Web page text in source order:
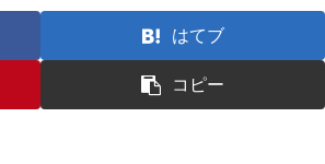
はてブ
コピー